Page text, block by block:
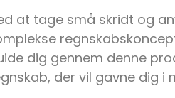
at tage små skridt og
dig gennem denne
der vil gavne dig i